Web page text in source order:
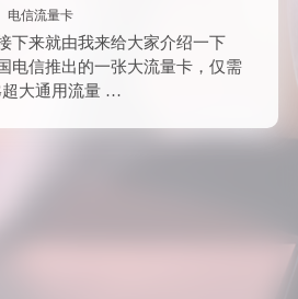
电信流量卡
下来就由我来给大家介绍一下
电信推出的一张大流量卡，仅需
超大通用流量 …